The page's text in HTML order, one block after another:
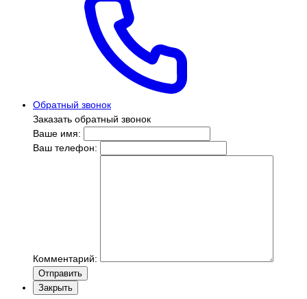
Обратный звонок
Заказать обратный звонок
Ваше имя:
Ваш телефон:
Комментарий:
Отправить
Закрыть